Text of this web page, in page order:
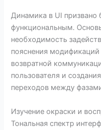
Динамика в UI
функциональным.
необходимость
пояснения
возвратной
пользователя и
переходов между
Изучение окраски и
Тональная спектр